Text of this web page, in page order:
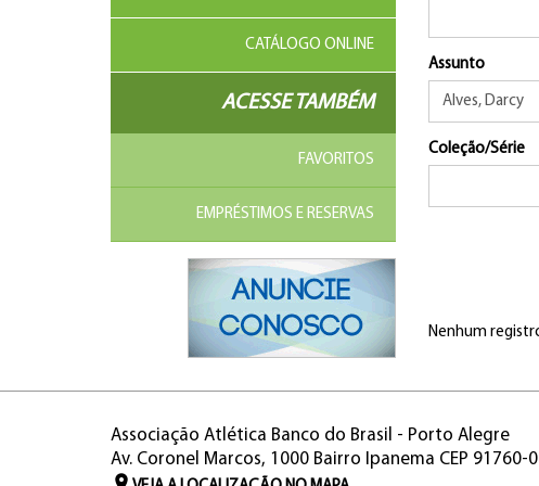
CATÁLOGO ONLINE
ACESSE TAMBÉM
FAVORITOS
EMPRÉSTIMOS E RESERVAS
Assunto
Coleção/Série
Nenhum
Associação Atlética Banco do Brasil - Porto Alegre
Av. Coronel Marcos, 1000 Bairro Ipanema CEP 91760-